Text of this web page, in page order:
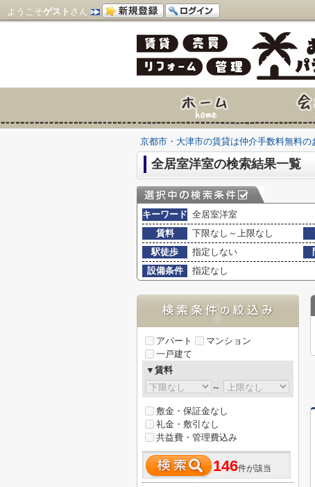
ようこそゲスト さん
京都市・大津市の賃貸は仲介手数料無料
全居室洋室の検索結果一覧
キーワード 全居室洋室
賃料
下限なし～上限なし
駅徒歩
指定しない
設備条件
指定なし
アパート
マンション
一戸建て
▼賃料
～
敷金・保証金なし
礼金・敷引なし
共益費・管理費込み
146件が該当